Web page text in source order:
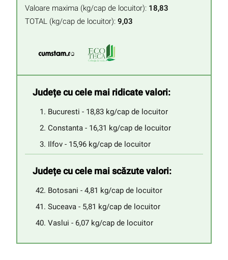
Valoare maxima (kg/cap de locuitor): 18,83
TOTAL (kg/cap de locuitor): 9,03
Județe cu cele mai ridicate valori:
Bucuresti - 18,83 kg/cap de locuitor
Constanta - 16,31 kg/cap de locuitor
Ilfov - 15,96 kg/cap de locuitor
Județe cu cele mai scăzute valori:
Botosani - 4,81 kg/cap de locuitor
Suceava - 5,81 kg/cap de locuitor
Vaslui - 6,07 kg/cap de locuitor